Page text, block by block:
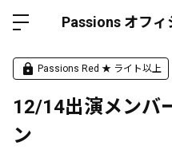
Passions オフ
Passions Red ★ ライト以上
12/14出演メンバ
ン